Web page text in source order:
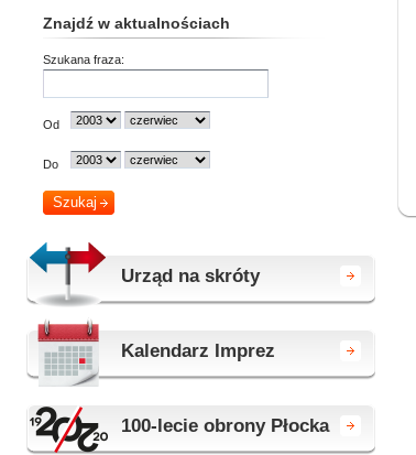
Znajdź w aktualnościach
Szukana fraza:
Od
Do
Urząd na skróty
Kalendarz Imprez
100-lecie obrony Płocka